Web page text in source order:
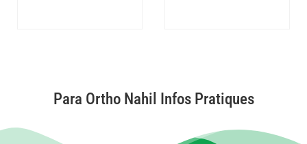
Para Ortho Nahil Infos Pratiques